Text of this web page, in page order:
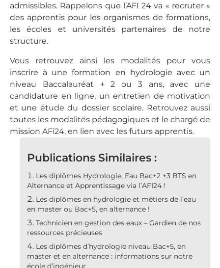
admissibles. Rappelons que l’AFI 24 va « recruter »
des apprentis pour les organismes de formations,
les écoles et universités partenaires de notre
structure.
Vous retrouvez ainsi les modalités pour vous
inscrire à une formation en hydrologie avec un
niveau Baccalauréat + 2 ou 3 ans, avec une
candidature en ligne, un entretien de motivation
et une étude du dossier scolaire. Retrouvez aussi
toutes les modalités pédagogiques et le chargé de
mission AFi24, en lien avec les futurs apprentis.
Publications Similaires :
Les diplômes Hydrologie, Eau Bac+2 +3 BTS en
Alternance et Apprentissage via l’AFI24 !
Les diplômes en hydrologie et métiers de l’eau
en master ou Bac+5, en alternance !
Technicien en gestion des eaux – Gardien de nos
ressources précieuses
Les diplômes d’hydrologie niveau Bac+5, en
master et en alternance : informations sur notre
école d’ingénieur